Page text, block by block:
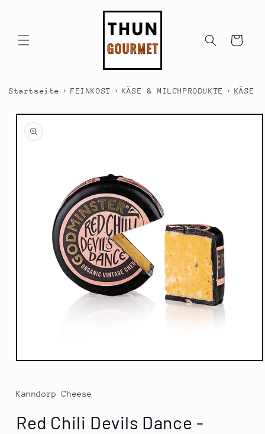
Warenkorb
Startseite › FEINKOST › KÄSE & MILCHPRODUKTE › KÄSE
Medien
Modal
öffnen
Kanndorp Cheese
Red Chili Devils Dance -